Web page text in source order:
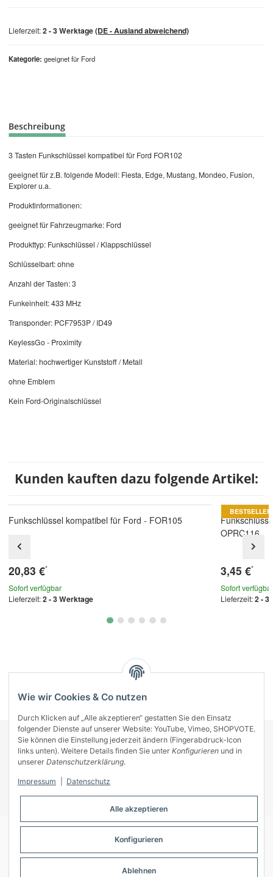
Kategorie geeignet für Ford
Lieferzeit:2 - 3 Werktage(DE - Ausland abweichend)
Beschreibung
3 Tasten Funkschlüssel kompatibel für Ford FOR102
geeignet für z.B. folgende Modell: Fiesta, Edge, Mustang, Mondeo, Fusion,
Explorer u.a.
Produktinformationen:
geeignet für Fahrzeugmarke: Ford
Produkttyp: Funkschlüssel / Klappschlüssel
Schlüsselbart: ohne
Anzahl der Tasten: 3
Funkeinheit: 433 MHz
Transponder: PCF7953P / ID49
KeylessGo - Proximity
Material: hochwertiger Kunststoff / Metall
ohne Emblem
Kein Ford-Originalschlüssel
Kunden kauften dazu folgende Artikel:
Funkschlüssel kompatibel für Ford - FOR105
20,83 €*
Sofort verfügbar
Lieferzeit:2 - 3 Werktage
BESTSELLER
OPRC116
3,45 €*
Sofort verfügbar
Lieferzeit:2 - 3
KONTAKT
INFORMATIONEN
ZAHLUNGSARTEN
© A-Key
Wie wir Cookies & Co nutzen
Durch Klicken auf „Alle akzeptieren“ gestatten Sie den Einsatz
folgender Dienste auf unserer Website: YouTube, Vimeo, SHOPVOTE.
Sie können die Einstellung jederzeit ändern (Fingerabdruck-Icon
links unten). Weitere Details finden Sie unter Konfigurieren und in
unserer Datenschutzerklärung.
Impressum Datenschutz
Alle akzeptieren
Konfigurieren
Ablehnen